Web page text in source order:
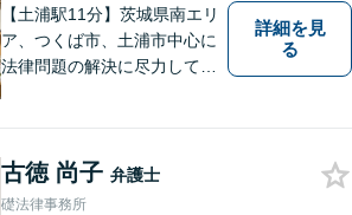
【土浦駅11分】茨城県南エリ
ア、つくば市、土浦市中心に
法律問題の解決に尽力してお
ら、お気軽にご相談くださ
い。
詳細を見
る
古徳 尚子 弁護士
礎法律事務所